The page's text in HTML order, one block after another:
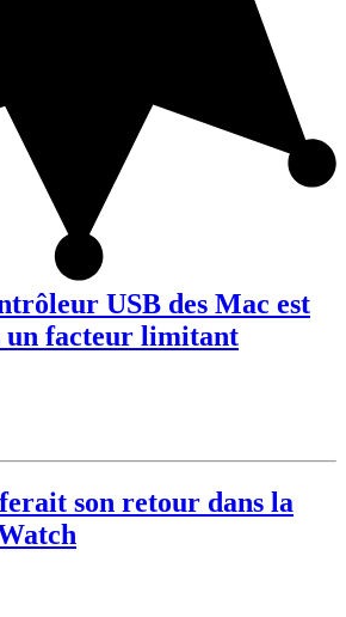
USB des Mac est
un facteur limitant
son retour dans la